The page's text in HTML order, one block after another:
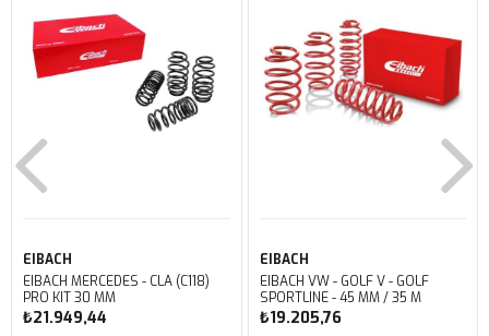
EIBACH
EIBACH MERCEDES - CLA (C118)
PRO KIT 30 MM
₺21.949,44
EIBACH
EIBACH VW - GOLF V - GOLF
SPORTLINE - 45 MM / 35 M
₺19.205,76